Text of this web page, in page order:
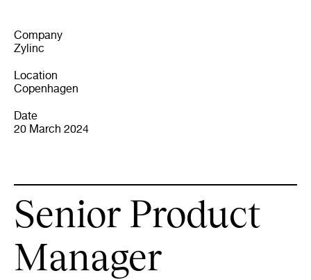
Company
Zylinc
Location
Copenhagen
Date
20 March 2024
Senior Product
Manager